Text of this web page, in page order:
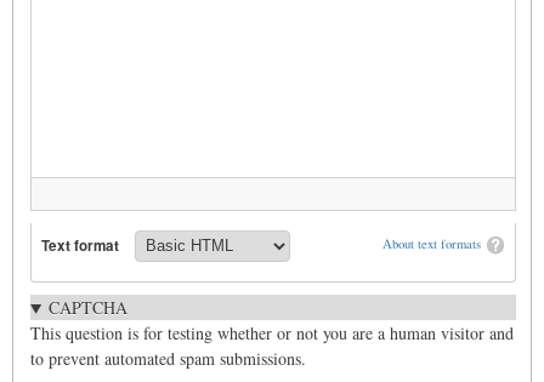
About text formats
Text format
CAPTCHA
This question is for testing whether or not you are a human visitor and
to prevent automated spam submissions.